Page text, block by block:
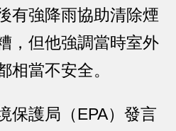
有強降雨協助清除煙
，但他強調當時室外
相當不安全。
保護局（EPA）發言